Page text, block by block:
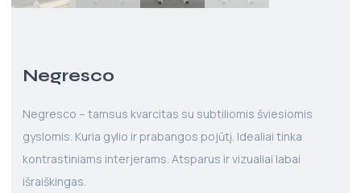
Negresco
Negresco – tamsus kvarcitas su subtiliomis šviesiomis
gyslomis. Kuria gylio ir prabangos pojūtį. Idealiai tinka
kontrastiniams interjerams. Atsparus ir vizualiai labai
išraiškingas.